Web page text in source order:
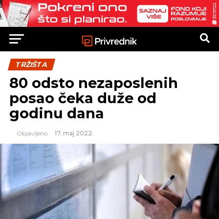
TRŽIŠTA
80 odsto nezaposlenih
posao čeka duže od
godinu dana
Objavljeno 17. maj 2022.